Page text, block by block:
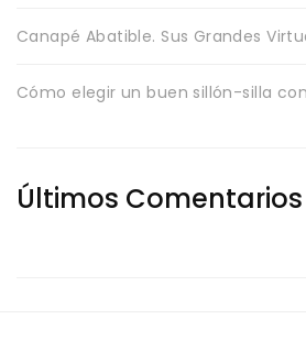
Canapé Abatible. Sus Grandes
Cómo elegir un buen sillón-silla
Últimos Comentarios